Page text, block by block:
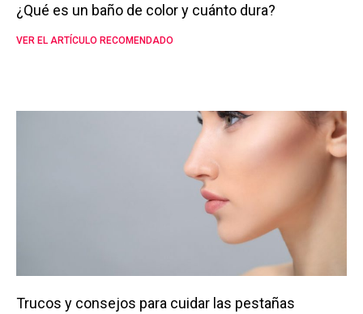
¿Qué es un baño de color y cuánto dura?
VER EL ARTÍCULO RECOMENDADO
Trucos y consejos para cuidar las pestañas